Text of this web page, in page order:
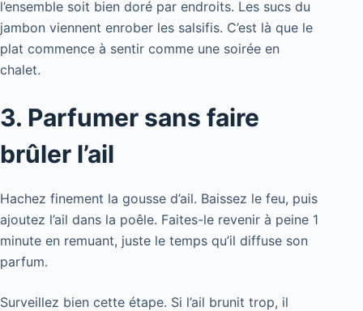
l’ensemble soit bien doré par endroits. Les sucs du
jambon viennent enrober les salsifis. C’est là que le
plat commence à sentir comme une soirée en
chalet.
3. Parfumer sans faire
brûler l’ail
Hachez finement la gousse d’ail. Baissez le feu, puis
ajoutez l’ail dans la poêle. Faites-le revenir à peine 1
minute en remuant, juste le temps qu’il diffuse son
parfum.
Surveillez bien cette étape. Si l’ail brunit trop, il